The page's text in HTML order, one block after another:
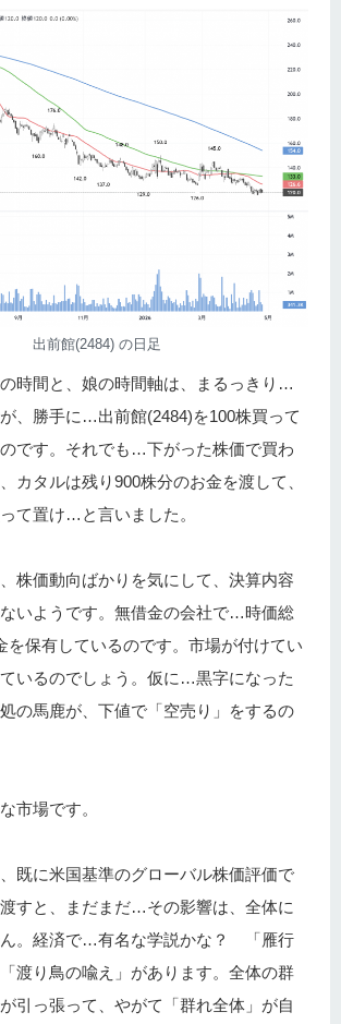
出前館(2484) の日足
時間と、娘の時間軸は、まるっきり…
、勝手に…出前館(2484)を100株買って
です。それでも…下がった株価で買わ
カタルは残り900株分のお金を渡して、
て置け…と言いました。
株価動向ばかりを気にして、決算内容
いようです。無借金の会社で…時価総
を保有しているのです。市場が付けてい
いるのでしょう。仮に…黒字になった
の馬鹿が、下値で「空売り」をするの
市場です。
既に米国基準のグローバル株価評価で
すと、まだまだ…その影響は、全体に
。経済で…有名な学説かな？ 「雁行
渡り鳥の喩え」があります。全体の群
引っ張って、やがて「群れ全体」が自